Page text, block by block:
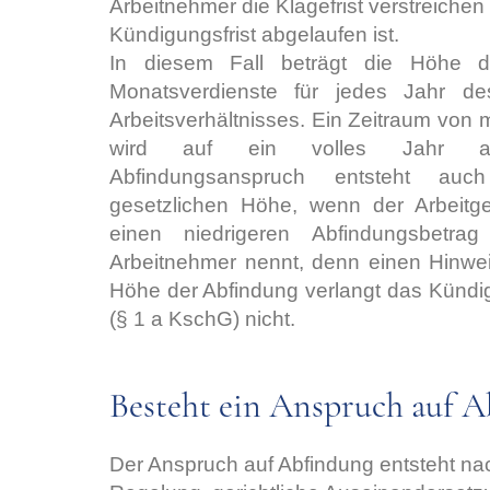
Arbeitnehmer die Klagefrist
Kündigungsfrist abgelaufen ist.
In diesem Fall beträgt die Höhe
Monatsverdienste für jedes Jahr
Arbeitsverhältnisses. Ein Zeitraum von
wird auf ein volles Jahr
Abfindungsanspruch entsteht
gesetzlichen Höhe, wenn der
einen niedrigeren
Arbeitnehmer nennt, denn einen
Höhe der Abfindung verlangt das
(§ 1 a KschG) nicht.
Besteht ein Anspruch auf
Der Anspruch auf Abfindung entsteht